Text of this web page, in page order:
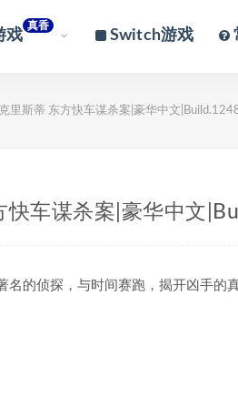
戏
真香
Switch游戏
里斯蒂 东方快车谋杀案|豪华中文
快车谋杀案|豪华中文
的侦探，与时间赛跑，揭开凶手的真